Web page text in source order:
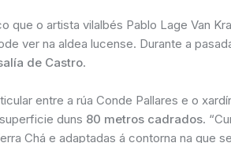
que o artista vilalbés Pablo Lage Van
ver na aldea lucense. Durante a
de Castro.
entre a rúa Conde Pallares e o
duns 80 metros cadrados.
Chá e adaptadas á contorna na que